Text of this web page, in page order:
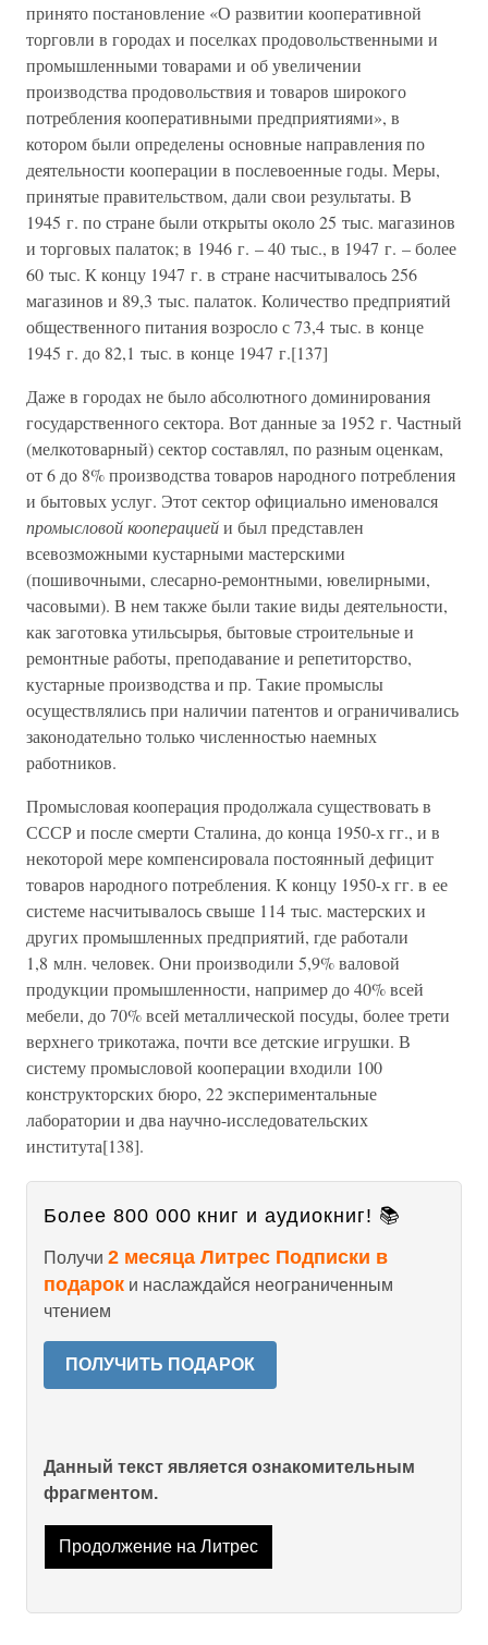
принято постановление «О развитии кооперативной
торговли в городах и поселках продовольственными и
промышленными товарами и об увеличении
производства продовольствия и товаров широкого
потребления кооперативными предприятиями», в
котором были определены основные направления по
деятельности кооперации в послевоенные годы. Меры,
принятые правительством, дали свои результаты. В
1945 г. по стране были открыты около 25 тыс. магазинов
и торговых палаток; в 1946 г. – 40 тыс., в 1947 г. – более
60 тыс. К концу 1947 г. в стране насчитывалось 256
магазинов и 89,3 тыс. палаток. Количество предприятий
общественного питания возросло с 73,4 тыс. в конце
1945 г. до 82,1 тыс. в конце 1947 г.[137]
Даже в городах не было абсолютного доминирования
государственного сектора. Вот данные за 1952 г. Частный
(мелкотоварный) сектор составлял, по разным оценкам,
от 6 до 8% производства товаров народного потребления
и бытовых услуг. Этот сектор официально именовался
промысловой кооперациейи был представлен
всевозможными кустарными мастерскими
(пошивочными, слесарно-ремонтными, ювелирными,
часовыми). В нем также были такие виды деятельности,
как заготовка утильсырья, бытовые строительные и
ремонтные работы, преподавание и репетиторство,
кустарные производства и пр. Такие промыслы
осуществлялись при наличии патентов и ограничивались
законодательно только численностью наемных
работников.
Промысловая кооперация продолжала существовать в
СССР и после смерти Сталина, до конца 1950-х гг., и в
некоторой мере компенсировала постоянный дефицит
товаров народного потребления. К концу 1950-х гг. в ее
системе насчитывалось свыше 114 тыс. мастерских и
других промышленных предприятий, где работали
1,8 млн. человек. Они производили 5,9% валовой
продукции промышленности, например до 40% всей
мебели, до 70% всей металлической посуды, более трети
верхнего трикотажа, почти все детские игрушки. В
систему промысловой кооперации входили 100
конструкторских бюро, 22 экспериментальные
лаборатории и два научно-исследовательских
института[138].
Более 800 000 книг и аудиокниг! 📚
Получи 2 месяца Литрес Подписки в
подарок и наслаждайся неограниченным
чтением
ПОЛУЧИТЬ ПОДАРОК
Данный текст является ознакомительным
фрагментом.
Продолжение на Литрес